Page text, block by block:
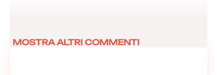
MOSTRA ALTRI COMMENTI